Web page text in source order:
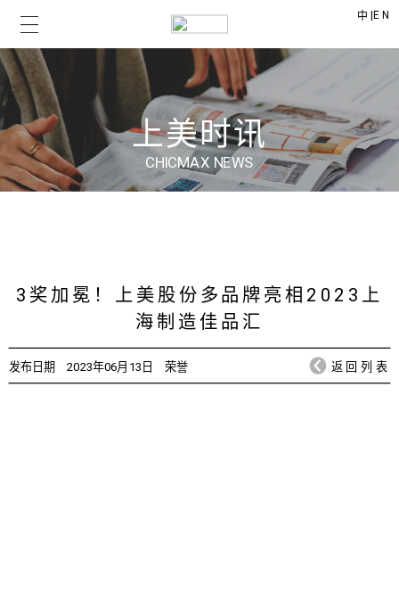
中 |EN
上美时讯
CHICMAX NEWS
3奖加冕！上美股份多品牌亮相2023上
海制造佳品汇
发布日期 2023年06月13日 荣誉 返回列表